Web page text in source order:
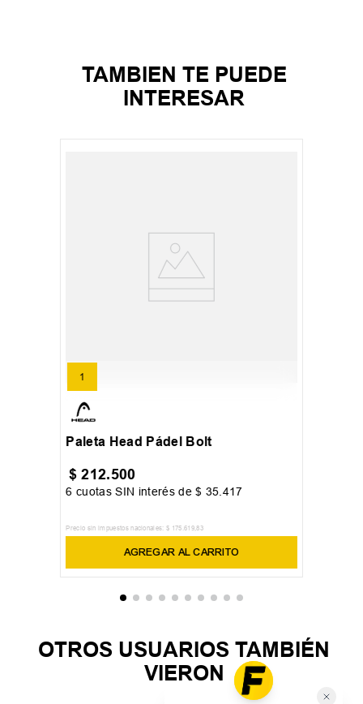
TAMBIEN TE PUEDE
INTERESAR
1
Paleta Head Pádel Bolt
$ 212.500
6 cuotas SIN interés de$ 35.417
Precio sin impuestos nacionales: $ 175 .619,83
AGREGAR AL CARRITO
OTROS USUARIOS TAMBIÉN
VIERON